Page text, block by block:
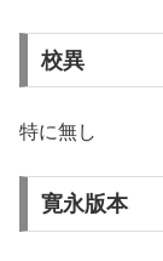
校異
特に無し
寛永版本